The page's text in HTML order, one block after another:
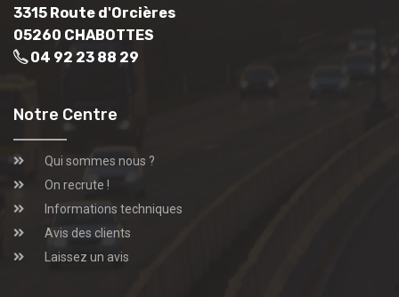
3315 Route d'Orcières
05260 CHABOTTES
04 92 23 88 29
Notre Centre
Qui sommes nous ?
On recrute !
Informations techniques
Avis des clients
Laissez un avis